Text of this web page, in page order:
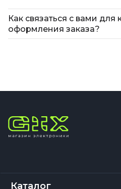
Как связаться с вами для
оформления заказа?
Каталог